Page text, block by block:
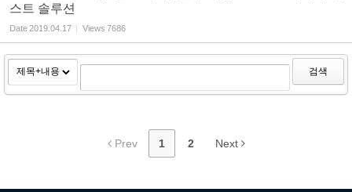
스트 솔루션
Date2019.04.17 Views 7686
검색
Prev 1 2 Next